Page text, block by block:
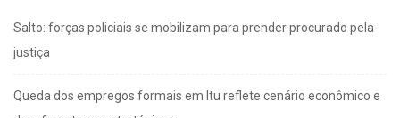
Salto: forças policiais se mobilizam para prender procurado pela
justiça
Queda dos empregos formais em Itu reflete cenário econômico e